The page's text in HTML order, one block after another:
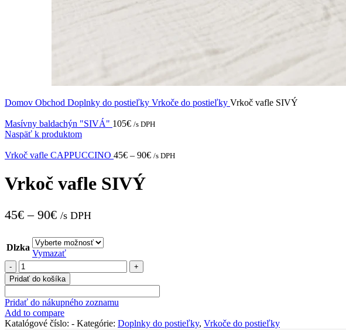
Domov Obchod Doplnky do postieľky Vrkoče do postieľky Vrkoč vafle SIVÝ
Masívny baldachýn "SIVÁ" 105€ /s DPH
Naspäť k produktom
Vrkoč vafle CAPPUCCINO 45€ – 90€ /s DPH
Vrkoč vafle SIVÝ
45€ – 90€ /s DPH
Dlzka
Vymazať
množstvo
Vrkoč
vafle
SIVÝ
Pridať do košíka
Pridať do nákupného zoznamu
Add to compare
Katalógové číslo: - Kategórie: Doplnky do postieľky, Vrkoče do postieľky